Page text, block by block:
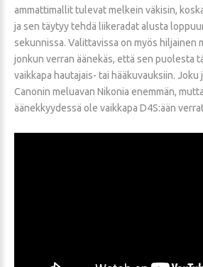
ammattimallit tulevat melkein väkisin,
ja sen täytyy tehdä liikeradat alusta
sekunnissa. Valittavissa on myös hiljainen
jonkun verran äänekäs, että sen puolesta
vaikkapa hautajais- tai hääkuvauksiin. Joku
Canonin meluavan Nikonia enemmän,
äänekkyydessä ole vaikkapa D4S:ään